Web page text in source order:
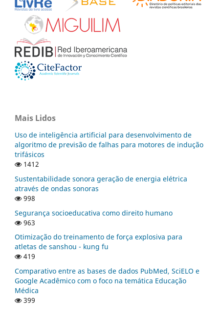
Mais Lidos
Uso de inteligência artificial para desenvolvimento de
algoritmo de previsão de falhas para motores de indução
trifásicos
1412
Sustentabilidade sonora geração de energia elétrica
através de ondas sonoras
998
Segurança socioeducativa como direito humano
963
Otimização do treinamento de força explosiva para
atletas de sanshou - kung fu
419
Comparativo entre as bases de dados PubMed, SciELO e
Google Acadêmico com o foco na temática Educação
Médica
399